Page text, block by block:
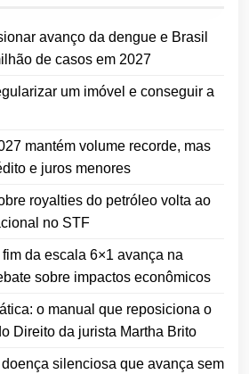
avanço da dengue e Brasil
de casos em 2027
um imóvel e conseguir a
mantém volume recorde, mas
e juros menores
royalties do petróleo volta ao
no STF
da escala 6×1 avança na
sobre impactos econômicos
o manual que reposiciona o
Direito da jurista Martha Brito
silenciosa que avança sem